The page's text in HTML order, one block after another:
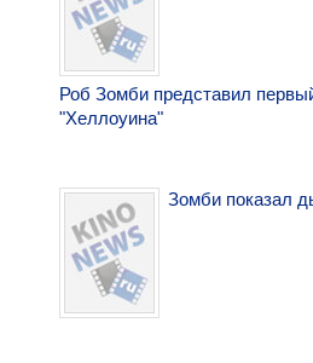
Роб Зомби представил
"Хеллоуина"
Зомби показал